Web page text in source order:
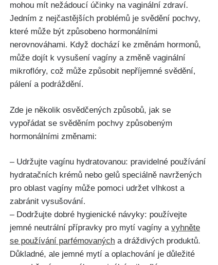
mohou mít nežádoucí účinky na vaginální zdraví.
Jedním z nejčastějších problémů je svědění pochvy,
které může být způsobeno hormonálními
nerovnováhami. Když dochází‍ ke změnám hormonů,
‍může dojít k vysušení vagíny a změně vaginální
mikroflóry, což může způsobit nepříjemné ‌svědění,
pálení a podráždění.
Zde je několik osvědčených‍ způsobů, jak se
vypořádat se svěděním pochvy způsobeným
hormonálními změnami:
– Udržujte vagínu hydratovanou: pravidelné používání
hydratačních krémů nebo gelů speciálně navržených
pro oblast vagíny může pomoci udržet vlhkost a
zabránit vysušování.
– Dodržujte dobré‌ hygienické‍ návyky: používejte
jemné neutrální přípravky pro mytí ​vagíny a vyhněte
se používání parfémovaných a dráždivých produktů.
Důkladné,​ ale jemné mytí ​a ⁣oplachování⁤ je důležité